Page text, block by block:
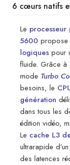
6 cœurs natifs
Le processeur
5600 propose
logiques pour
fluide. Grâce à
mode Turbo
besoins, le
génération
dans tous les
édition vidéo,
Le cache L3
ultrarapide
des latences